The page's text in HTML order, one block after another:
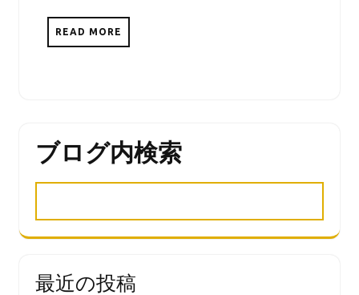
READ MORE
ブログ内検索
最近の投稿